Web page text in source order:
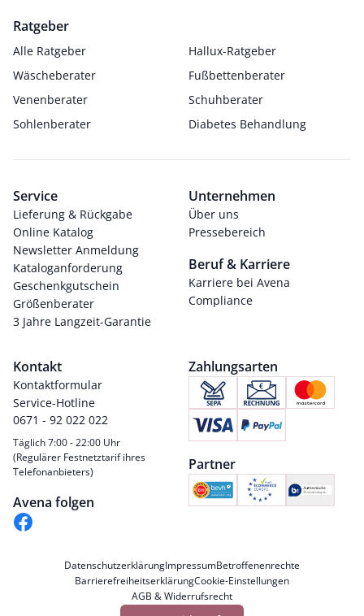
Ratgeber
Alle Ratgeber
Hallux-Ratgeber
Wäscheberater
Fußbettenberater
Venenberater
Schuhberater
Sohlenberater
Diabetes Behandlung
Service
Lieferung & Rückgabe
Online Katalog
Newsletter Anmeldung
Kataloganforderung
Geschenkgutschein
Größenberater
3 Jahre Langzeit-Garantie
Unternehmen
Über uns
Pressebereich
Beruf & Karriere
Karriere bei Avena
Compliance
Kontakt
Kontaktformular
Service-Hotline
0671 - 92 022 022
Täglich 7:00 - 22:00 Uhr
(Regulärer Festnetztarif ihres
Telefonanbieters)
Avena folgen
Zahlungsarten
Partner
DatenschutzerklärungImpressumBetroffenenrechte
BarrierefreiheitserklärungCookie-Einstellungen
AGB & Widerrufsrecht